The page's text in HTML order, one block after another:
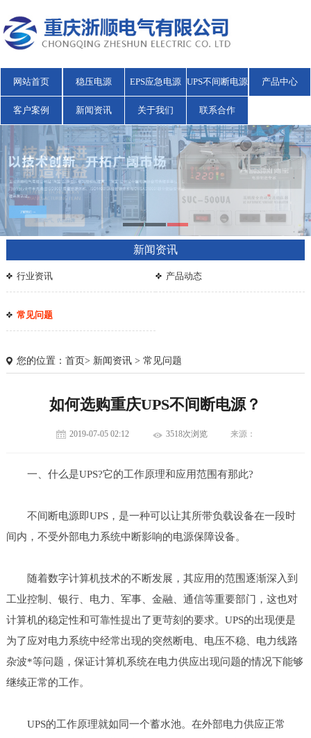
网站首页 稳压电源 EPS应急电源 UPS不间断电源 产品中心
客户案例 新闻资讯 关于我们 联系合作
新闻资讯
行业资讯 产品动态
常见问题
您的位置： 首页> 新闻资讯> 常见问题
如何选购重庆UPS不间断电源？
2019-07-05 02:12 3518次浏览 来源：
一、什么是UPS?它的工作原理和应用范围有那此?
不间断电源即UPS，是一种可以让其所带负载设备在一段时
间内，不受外部电力系统中断影响的电源保障设备。
随着数字计算机技术的不断发展，其应用的范围逐渐深入到
工业控制、银行、电力、军事、金融、通信等重要部门，这也对
计算机的稳定性和可靠性提出了更苛刻的要求。UPS的出现便是
为了应对电力系统中经常出现的突然断电、电压不稳、电力线路
杂波*等问题，保证计算机系统在电力供应出现问题的情况下能够
继续正常的工作。
UPS的工作原理就如同一个蓄水池。在外部电力供应正常